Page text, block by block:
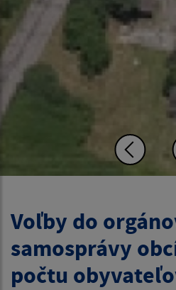
Voľby do
samosprávy
počtu